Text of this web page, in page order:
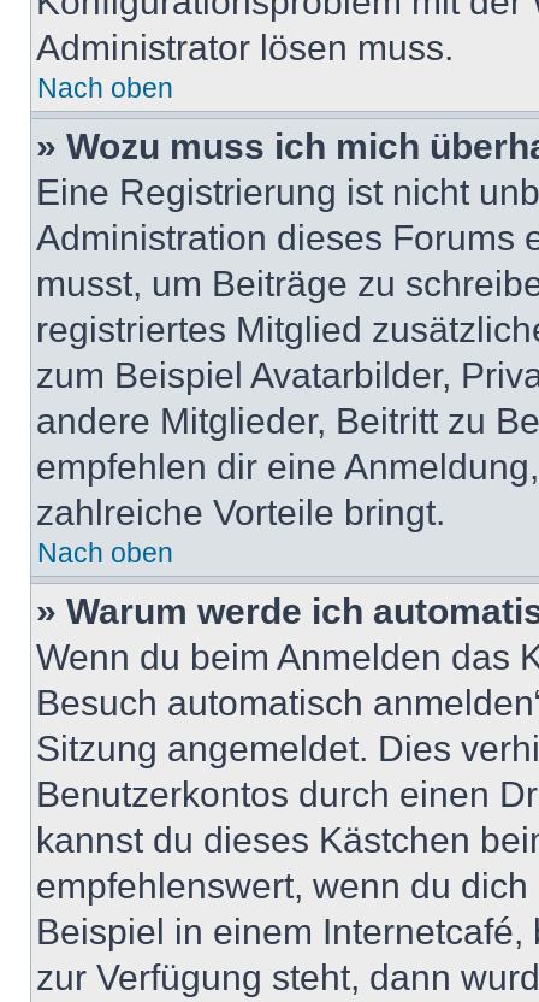
Administrator lösen muss.
Nach oben
» Wozu muss ich mich
Eine Registrierung ist nicht
Administration dieses Forums
musst, um Beiträge zu
registriertes Mitglied
zum Beispiel Avatarbilder,
andere Mitglieder, Beitritt zu
empfehlen dir eine
zahlreiche Vorteile bringt.
Nach oben
» Warum werde ich
Wenn du beim Anmelden das
Besuch automatisch
Sitzung angemeldet. Dies
Benutzerkontos durch einen
kannst du dieses Kästchen
empfehlenswert, wenn du
Beispiel in einem
zur Verfügung steht, dann